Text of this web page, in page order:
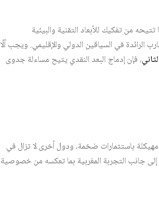
تتيحه من تفكيك للأبعاد التقنية والبيئية
الرائدة في السياقين الدولي والإقليمي. ويجب ألّا
، فإن إدماج البعد النقدي يتيح مساءلة جدوى
باستثمارات ضخمة، ودول أخرى لا تزال في
إلى جانب التجربة المغربية بما تعكسه من خصوصية